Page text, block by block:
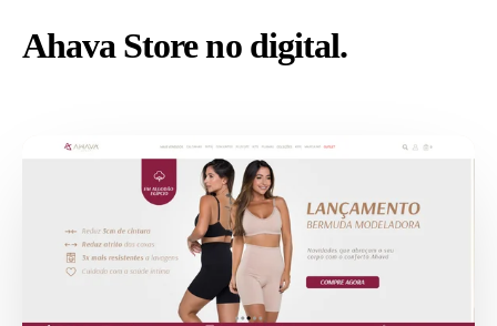
Ahava Store no digital.